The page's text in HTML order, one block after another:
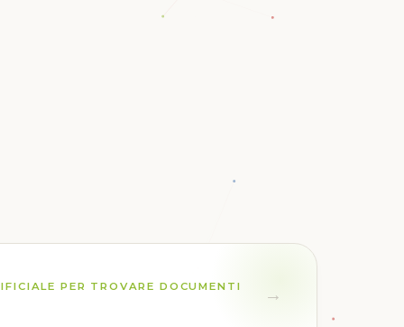
PER TROVARE DOCUMENTI
→